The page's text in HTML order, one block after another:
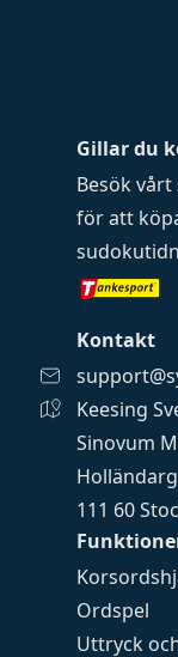
Ordspel
Uttryck
Gillar du
Besök
för att
Kontakt
Keesing
Sinovum
111 60